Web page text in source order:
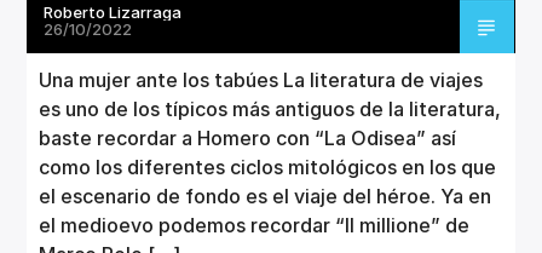
Invencible Radio
Roberto Lizarraga
26/10/2022
Una mujer ante los tabúes La literatura de viajes
es uno de los típicos más antiguos de la literatura,
baste recordar a Homero con “La Odisea” así
como los diferentes ciclos mitológicos en los que
el escenario de fondo es el viaje del héroe. Ya en
el medioevo podemos recordar “Il millione” de